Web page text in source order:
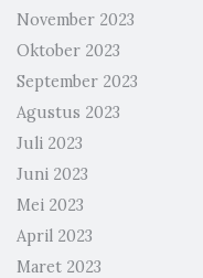
November 2023
Oktober 2023
September 2023
Agustus 2023
Juli 2023
Juni 2023
Mei 2023
April 2023
Maret 2023